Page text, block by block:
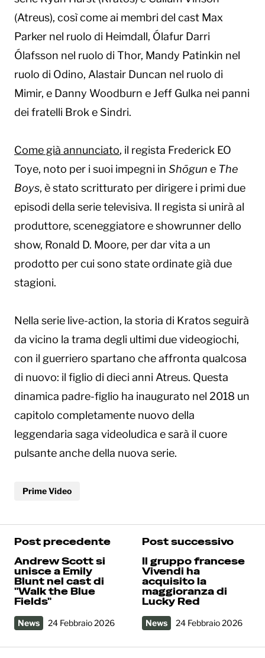
(Atreus), così come ai membri del cast Max
Parker nel ruolo di Heimdall, Ólafur Darri
Ólafsson nel ruolo di Thor, Mandy Patinkin nel
ruolo di Odino, Alastair Duncan nel ruolo di
Mimir, e Danny Woodburn e Jeff Gulka nei panni
dei fratelli Brok e Sindri.
Come già annunciato, il regista Frederick EO
Toye, noto per i suoi impegni in Shōgun e The
Boys, è stato scritturato per dirigere i primi due
episodi della serie televisiva. Il regista si unirà al
produttore, sceneggiatore e showrunner dello
show, Ronald D. Moore, per dar vita a un
prodotto per cui sono state ordinate già due
stagioni.
Nella serie live-action, la storia di Kratos seguirà
da vicino la trama degli ultimi due videogiochi,
con il guerriero spartano che affronta qualcosa
di nuovo: il figlio di dieci anni Atreus. Questa
dinamica padre-figlio ha inaugurato nel 2018 un
capitolo completamente nuovo della
leggendaria saga videoludica e sarà il cuore
pulsante anche della nuova serie.
Prime Video
Post precedente
Andrew Scott si
unisce a Emily
Blunt nel cast di
"Walk the Blue
Fields"
News 24 Febbraio 2026
Post successivo
Il gruppo francese
Vivendi ha
acquisito la
maggioranza di
Lucky Red
News 24 Febbraio 2026